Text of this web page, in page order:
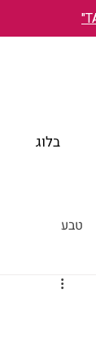
בלוג
טבע